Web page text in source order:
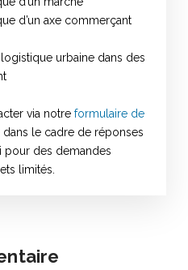
d’un axe commerçant
urbaine dans des
via notre formulaire de
dans le cadre de réponses
pour des demandes
limités.